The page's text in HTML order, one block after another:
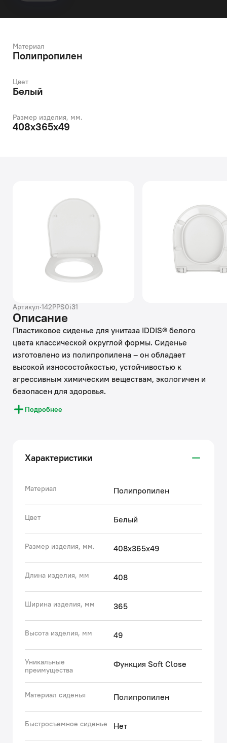
Материал
Полипропилен
Цвет
Белый
Размер изделия, мм.
408х365х49
Артикул·142PPS0i31
Описание
Пластиковое сиденье для унитаза IDDIS® белого
цвета классической округлой формы. Сиденье
изготовлено из полипропилена – он обладает
высокой износостойкостью, устойчивостью к
агрессивным химическим веществам, экологичен и
безопасен для здоровья.
• Специальные амортизаторы обеспечивают плавное
и бесшумное закрытие крышки и сиденья унитаза,
• Крепления прочно и надежно фиксируют сиденье
на унитазе и не расшатываются со временем.
чтобы вы были уверены в его надежности и высоком
(с) Авторский текст, июнь 2020 г.
Подробнее
Характеристики
Материал Полипропилен
Цвет Белый
Размер изделия, мм. 408х365х49
Длина изделия, мм 408
Ширина изделия, мм 365
Высота изделия, мм 49
Уникальные
преимущества
Функция Soft Close
Материал сиденья Полипропилен
Быстросъемное сиденье Нет